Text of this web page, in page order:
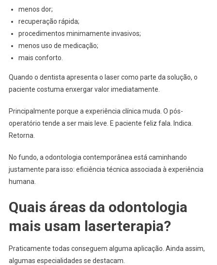
menos dor;
recuperação rápida;
procedimentos minimamente invasivos;
menos uso de medicação;
mais conforto.
Quando o dentista apresenta o laser como parte da solução, o
paciente costuma enxergar valor imediatamente.
Principalmente porque a experiência clínica muda. O pós-
operatório tende a ser mais leve. E paciente feliz fala. Indica.
Retorna.
No fundo, a odontologia contemporânea está caminhando
justamente para isso: eficiência técnica associada à experiência
humana.
Quais áreas da odontologia
mais usam laserterapia?
Praticamente todas conseguem alguma aplicação. Ainda assim,
algumas especialidades se destacam.